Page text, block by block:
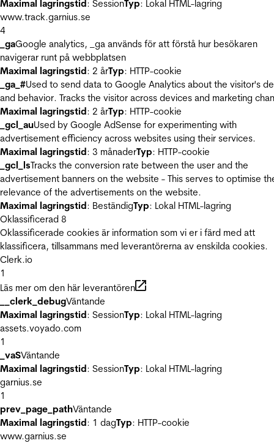
Maximal lagringstid: SessionTyp: Lokal HTML-lagring
www.track.garnius.se
4
_gaGoogle analytics, _ga används för att förstå hur besökaren
navigerar runt på webbplatsen
Maximal lagringstid: 2 årTyp: HTTP-cookie
_ga_#Used to send data to Google Analytics about the visitor's
and behavior. Tracks the visitor across devices and marketing
Maximal lagringstid: 2 årTyp: HTTP-cookie
_gcl_auUsed by Google AdSense for experimenting with
advertisement efficiency across websites using their services.
Maximal lagringstid: 3 månaderTyp: HTTP-cookie
_gcl_lsTracks the conversion rate between the user and the
advertisement banners on the website - This serves to optimise
relevance of the advertisements on the website.
Maximal lagringstid: BeständigTyp: Lokal HTML-lagring
Oklassificerad 8
Oklassificerade cookies är information som vi er i färd med att
klassificera, tillsammans med leverantörerna av enskilda cookies.
Clerk.io
1
Läs mer om den här leverantören
__clerk_debugVäntande
Maximal lagringstid: SessionTyp: Lokal HTML-lagring
assets.voyado.com
1
_vaSVäntande
Maximal lagringstid: SessionTyp: Lokal HTML-lagring
garnius.se
1
prev_page_pathVäntande
Maximal lagringstid: 1 dagTyp: HTTP-cookie
www.garnius.se